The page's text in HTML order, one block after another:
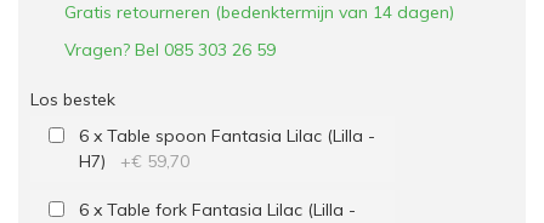
Gratis retourneren (bedenktermijn van 14 dagen)
Vragen? Bel 085 303 26 59
Los bestek
6 x Table spoon Fantasia Lilac (Lilla -
H7) +€ 59,70
6 x Table fork Fantasia Lilac (Lilla -